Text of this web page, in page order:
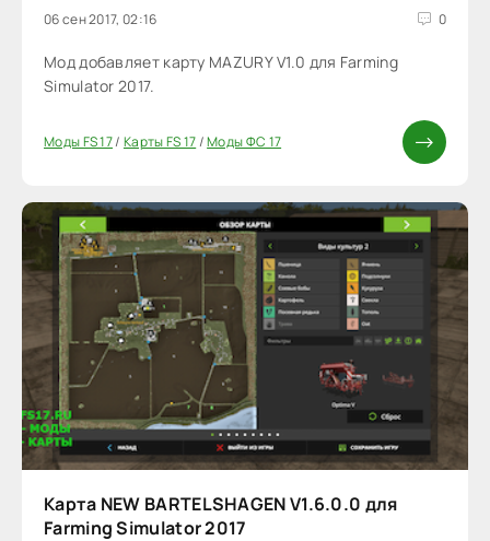
06 сен 2017, 02:16 0
Мод добавляет карту MAZURY V1.0 для Farming
Simulator 2017.
Моды FS 17/ Карты FS 17/Моды ФС 17
Карта NEW BARTELSHAGEN V1.6.0.0 для
Farming Simulator 2017